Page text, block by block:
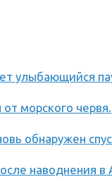
улыбающийся
морского червя.
обнаружен
наводнения в